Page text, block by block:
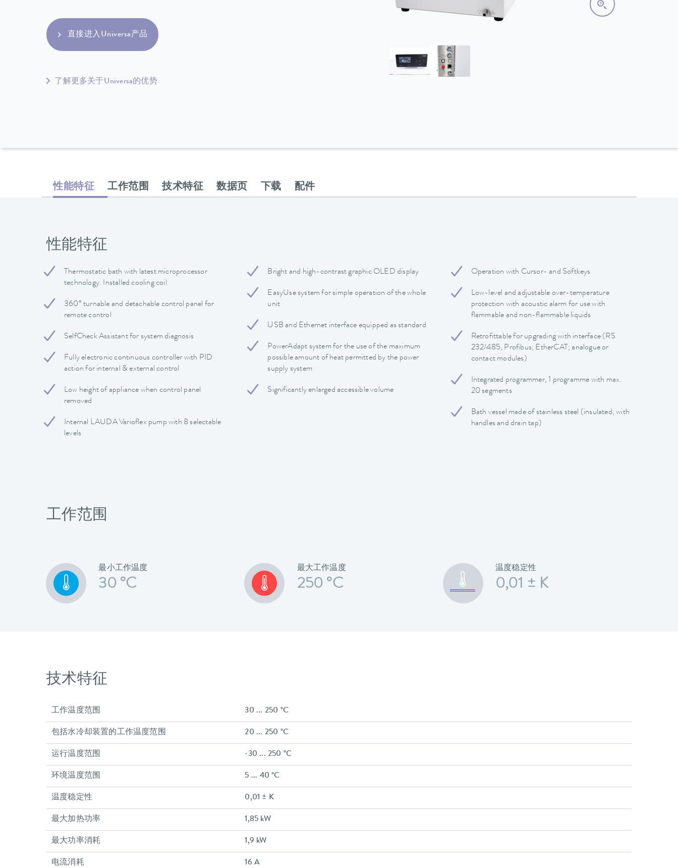
直接进入Universa产品
了解更多关于Universa的优势
性能特征 工作范围 技术特征 数据页 下载 配件
性能特征
Thermostatic bath with latest microprocessor
technology. Installed cooling coil
360° turnable and detachable control panel for
remote control
SelfCheck Assistant for system diagnosis
Fully electronic continuous controller with PID
action for internal & external control
Low height of appliance when control panel
removed
Internal LAUDA Varioflex pump with 8 selectable
levels
Bright and high-contrast graphic OLED display
EasyUse system for simple operation of the whole
unit
USB and Ethernet interface equipped as standard
PowerAdapt system for the use of the maximum
possible amount of heat permitted by the power
supply system
Significantly enlarged accessible volume
Operation with Cursor- and Softkeys
Low-level and adjustable over-temperature
protection with acoustic alarm for use with
flammable and non-flammable liquids
Retrofittable for upgrading with interface (RS
232/485, Profibus; EtherCAT; analogue or
contact modules)
Integrated programmer, 1 programme with max.
20 segments
Bath vessel made of stainless steel (insulated, with
handles and drain tap)
工作范围
最小工作温度
30 °C
最大工作温度
250 °C
温度稳定性
0,01 ± K
技术特征
工作温度范围 30 ... 250 °C
包括水冷却装置的工作温度范围 20 ... 250 °C
运行温度范围 -30 ... 250 °C
环境温度范围 5 ... 40 °C
温度稳定性 0,01 ± K
最大加热功率 1,85 kW
最大功率消耗 1,9 kW
电流消耗 16 A